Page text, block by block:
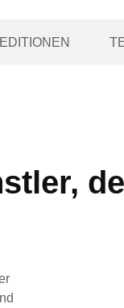
EDITIONEN